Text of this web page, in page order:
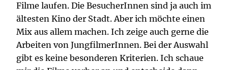
Filme laufen. Die BesucherInnen sind ja auch im
ältesten Kino der Stadt. Aber ich möchte einen
Mix aus allem machen. Ich zeige auch gerne die
Arbeiten von JungfilmerInnen. Bei der Auswahl
gibt es keine besonderen Kriterien. Ich schaue